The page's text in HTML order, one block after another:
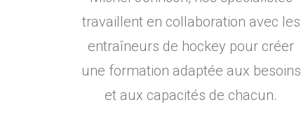
travaillent en collaboration avec les
entraîneurs de hockey pour créer
une formation adaptée aux besoins
et aux capacités de chacun.